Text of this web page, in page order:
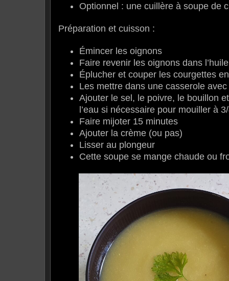
Optionnel : une cuillère à soupe de
Préparation et cuisson :
Émincer les oignons
Faire revenir les oignons dans l’huile
Éplucher et couper les courgettes
Les mettre dans une casserole
Ajouter le sel, le poivre, le bouillon
l’eau si nécessaire pour mouiller à
Faire mijoter 15 minutes
Ajouter la crème (ou pas)
Lisser au plongeur
Cette soupe se mange chaude ou